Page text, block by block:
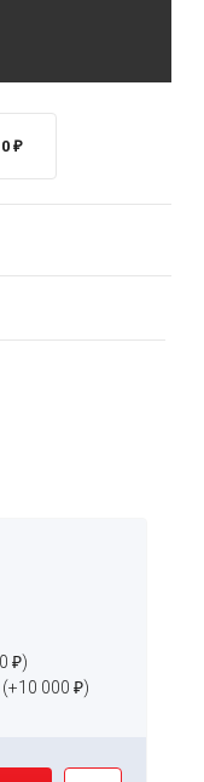
0₽
₽)
10 000 ₽)